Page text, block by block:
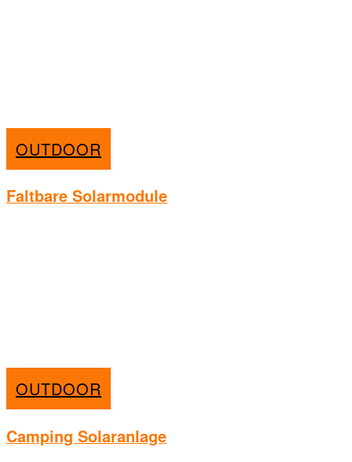
OUTDOOR
Faltbare Solarmodule
OUTDOOR
Camping Solaranlage